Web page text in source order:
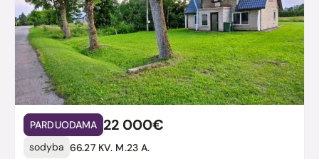
PARDUODAMA 22 000€
sodyba 66.27 KV. M.23 A.